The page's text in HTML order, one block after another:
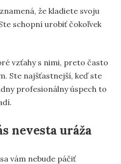
že kladiete svoju
schopní urobiť čokoľvek
vzťahy s nimi, preto často
Ste najšťastnejší, keď ste
profesionálny úspech to
nevesta uráža
vám nebude páčiť